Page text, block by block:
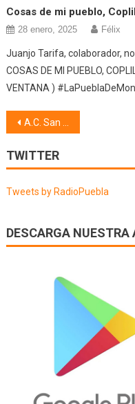
Cosas de mi pueblo,
28 enero, 2025 Félix
Juanjo Tarifa, colaborador,
COSAS DE MI PUEBLO,
VENTANA )
Navegación
de
entradas
A.C. San Isidro (29/09/25)
TWITTER
Tweets by RadioPuebla
DESCARGA NUESTRA